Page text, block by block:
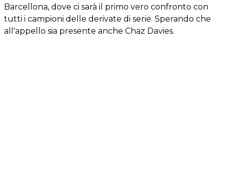
Barcellona, dove ci sarà il primo vero confronto con
tutti i campioni delle derivate di serie. Sperando che
all'appello sia presente anche Chaz Davies.